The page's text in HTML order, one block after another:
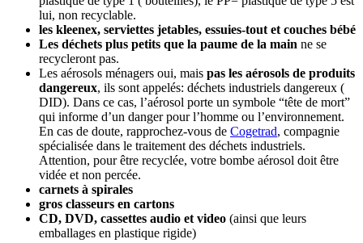
lui, non recyclable.
les kleenex, serviettes jetables, essuies-tout et couches bébé
Les déchets plus petits que la paume de la main ne se
recycleront pas.
Les aérosols ménagers oui, mais pas les aérosols de produits
dangereux, ils sont appelés: déchets industriels dangereux (
DID). Dans ce cas, l’aérosol porte un symbole “tête de mort”
qui informe d’un danger pour l’homme ou l’environnement.
En cas de doute, rapprochez-vous de Cogetrad, compagnie
spécialisée dans le traitement des déchets industriels.
Attention, pour être recyclée, votre bombe aérosol doit être
vidée et non percée.
carnets à spirales
gros classeurs en cartons
CD, DVD, cassettes audio et video (ainsi que leurs
emballages en plastique rigide)